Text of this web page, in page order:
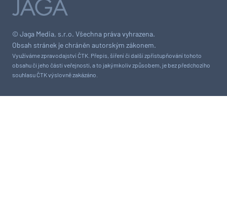
© Jaga Media, s.r.o. Všechna práva vyhrazena.
Obsah stránek je chráněn autorským zákonem.
Využíváme zpravodajství ČTK. Přepis, šíření či další zpřístupňování tohoto
obsahu či jeho části veřejnosti, a to jakýmkoliv způsobem, je bez předchozího
souhlasu ČTK výslovně zakázáno.